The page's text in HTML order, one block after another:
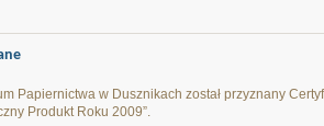
Papiernictwa w Dusznikach został przyznany
Produkt Roku 2009”.